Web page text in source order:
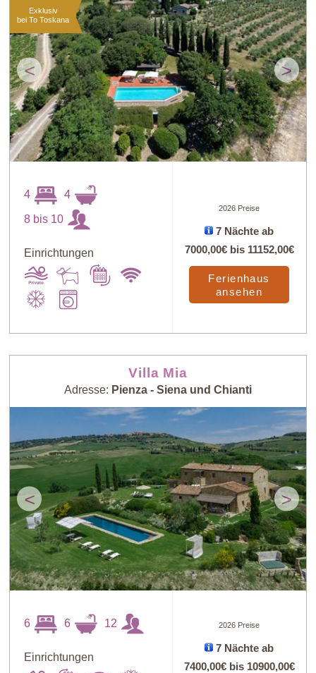
< >
Exklusiv
bei To Toskana
4 4
8 bis 10
Einrichtungen
2026 Preise
7 Nächte ab
7000,00€bis 11152,00€
Ferienhaus
ansehen
Villa Mia
Adresse: Pienza - Siena und Chianti
< >
6 6 12
Einrichtungen
2026 Preise
7 Nächte ab
7400,00€bis 10900,00€